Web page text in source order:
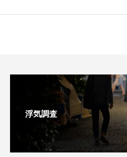
浮気調査